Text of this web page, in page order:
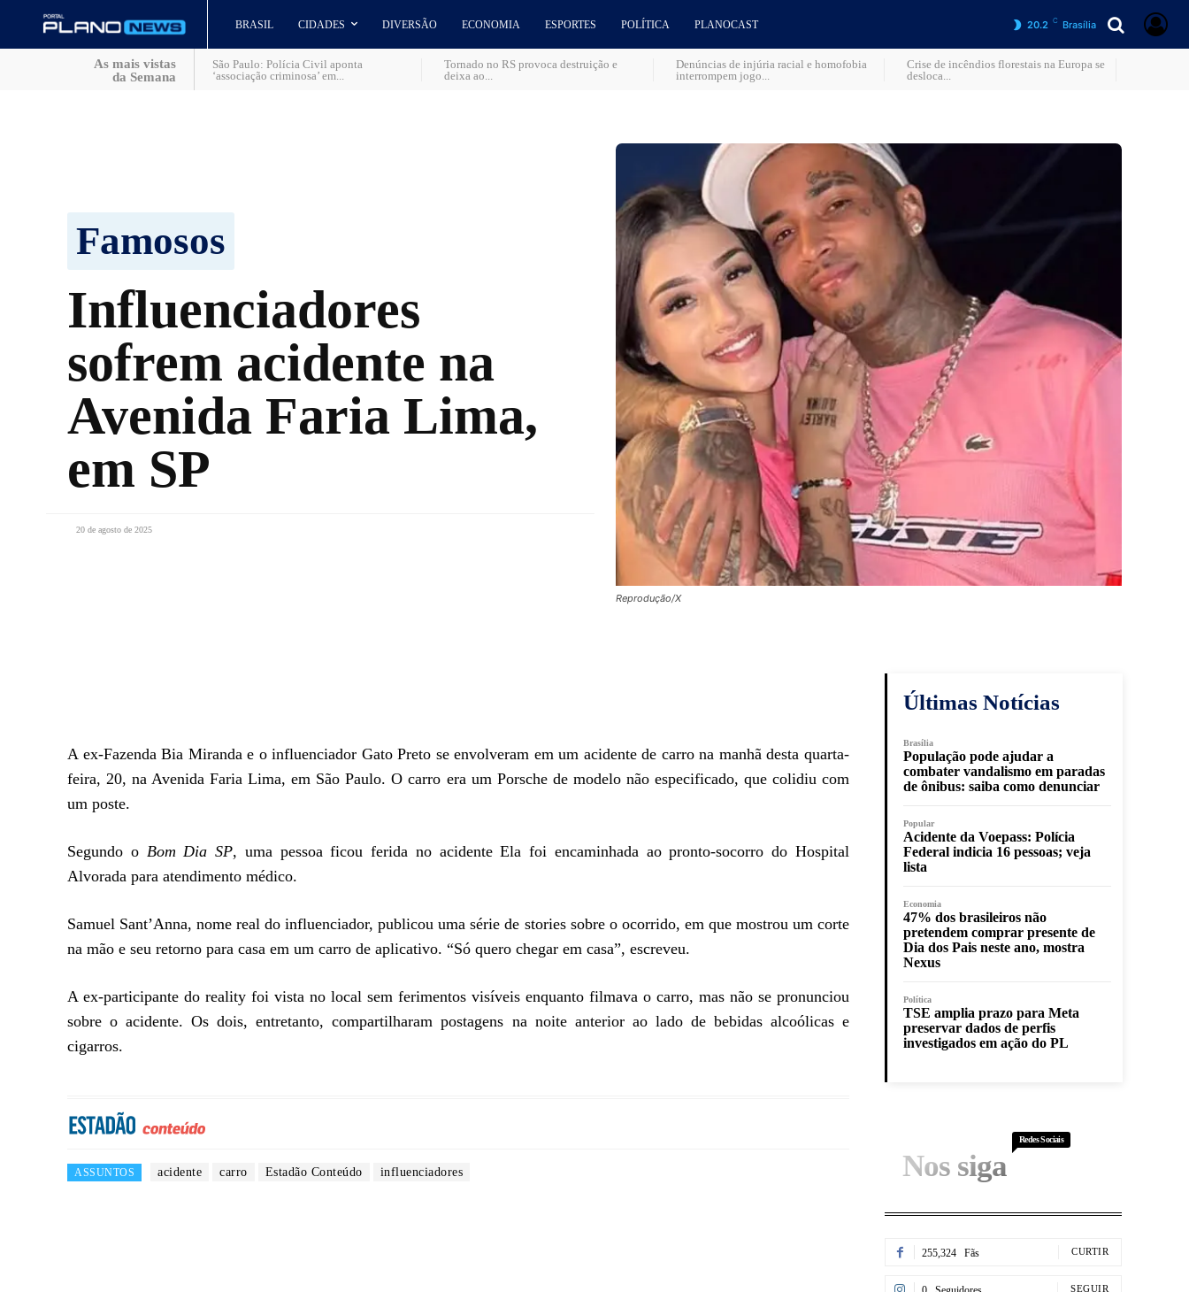
BRASIL CIDADES DIVERSÃO ECONOMIA ESPORTES POLÍTICA PLANOCAST 20.2 C Brasília
As mais vistas
da Semana
São Paulo: Polícia Civil aponta
‘associação criminosa’ em...
Tornado no RS provoca destruição e
deixa ao...
Denúncias de injúria racial e homofobia
interrompem jogo...
Crise de incêndios florestais na Europa se
desloca...
Famosos
Influenciadores
sofrem acidente na
Avenida Faria Lima,
em SP
20 de agosto de 2025
Reprodução/X
A ex-Fazenda Bia Miranda e o influenciador Gato Preto se envolveram em um acidente de carro na manhã desta quarta-
feira, 20, na Avenida Faria Lima, em São Paulo. O carro era um Porsche de modelo não especificado, que colidiu com
um poste.
Segundo o Bom Dia SP, uma pessoa ficou ferida no acidente Ela foi encaminhada ao pronto-socorro do Hospital
Alvorada para atendimento médico.
Samuel Sant’Anna, nome real do influenciador, publicou uma série de stories sobre o ocorrido, em que mostrou um corte
na mão e seu retorno para casa em um carro de aplicativo. “Só quero chegar em casa”, escreveu.
A ex-participante do reality foi vista no local sem ferimentos visíveis enquanto filmava o carro, mas não se pronunciou
sobre o acidente. Os dois, entretanto, compartilharam postagens na noite anterior ao lado de bebidas alcoólicas e
cigarros.
ASSUNTOS acidente carro Estadão Conteúdo influenciadores
Últimas Notícias
Brasília
População pode ajudar a
combater vandalismo em paradas
de ônibus: saiba como denunciar
Popular
Acidente da Voepass: Polícia
Federal indicia 16 pessoas; veja
lista
Economia
47% dos brasileiros não
pretendem comprar presente de
Dia dos Pais neste ano, mostra
Nexus
Política
TSE amplia prazo para Meta
preservar dados de perfis
investigados em ação do PL
Nos siga
Redes Sociais
255,324 Fãs CURTIR
SEGUIR